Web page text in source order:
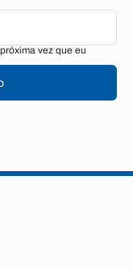
vez que eu